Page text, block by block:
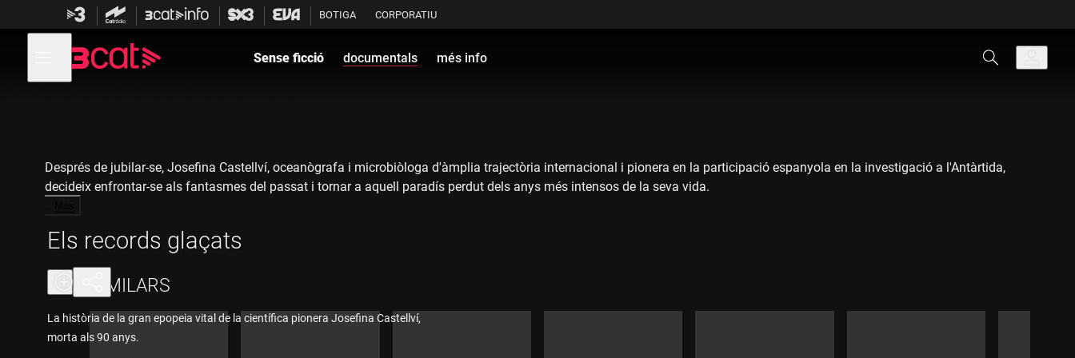
contingut
BOTIGA CORPORATIU
menú
de
Sense ficció documentals més info
Els records glaçats
La història de la gran epopeia vital de la científica pionera Josefina Castellví,
morta als 90 anys.
Després de jubilar-se, Josefina Castellví, oceanògrafa i microbiòloga d'àmplia trajectòria internacional i pionera en la participació espanyola en la investigació a l'Antàrtida,
decideix enfrontar-se als fantasmes del passat i tornar a aquell paradís perdut dels anys més intensos de la seva vida.
Fitxa tècnica:
Direcció i guió: Albert Solé
Direcció de fotografia: Hans Hansen
SIMILARS